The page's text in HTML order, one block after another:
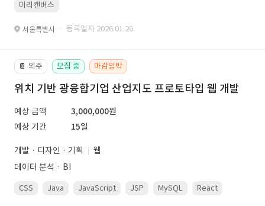
미리캔버스
서울특별시 · 등록일자 2026.01.26.
📔 외주 모집 중 마감임박
위치 기반 광융합기업 산업지도 프로토타입 웹 개발
예상 금액
3,000,000원
예상 기간
15일
개발 · 디자인 · 기획
웹
데이터 분석ㆍBI
CSS Java JavaScript JSP MySQL React